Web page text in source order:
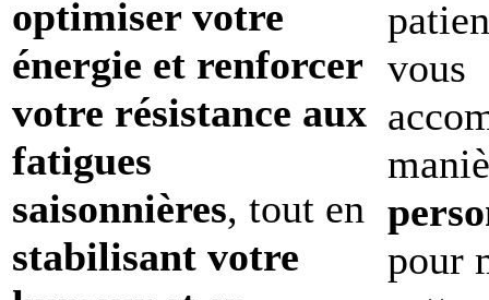
optimiser votre
énergie et renforcer
votre résistance aux
fatigues
saisonnières, tout en
stabilisant votre
vous
pour